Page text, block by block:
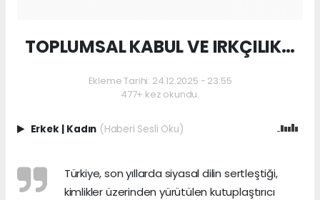
TOPLUMSAL KABUL VE IRKÇILIK…
Ekleme Tarihi: 24.12.2025 - 23:55
477+ kez okundu.
Erkek | Kadın (Haberi Sesli Oku)
Türkiye, son yıllarda siyasal dilin sertleştiği,
kimlikler üzerinden yürütülen kutuplaştırıcı